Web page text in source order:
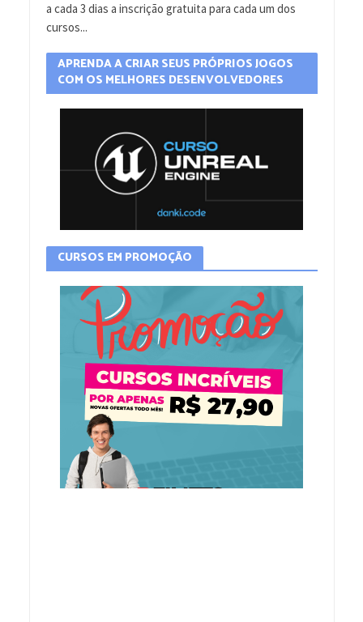
a cada 3 dias a inscrição gratuita para cada um dos
cursos...
APRENDA A CRIAR SEUS PRÓPRIOS JOGOS
COM OS MELHORES DESENVOLVEDORES
CURSOS EM PROMOÇÃO